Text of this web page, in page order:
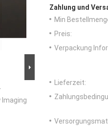
Imaging
Zahlung und
Min
Preis:
Verpackung
Lieferzeit: